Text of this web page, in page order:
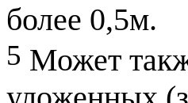
более 0,5м.
5 Может